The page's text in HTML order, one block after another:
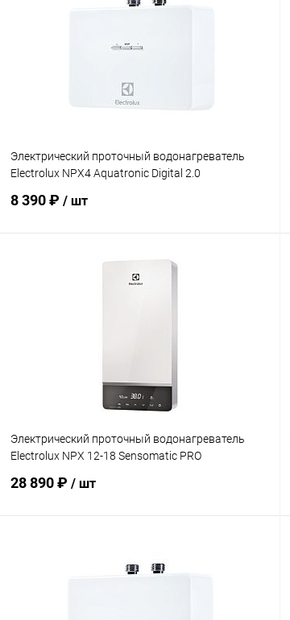
Электрический проточный водонагреватель
Electrolux NPX4 Aquatronic Digital 2.0
8 390 ₽ / шт
В корзину
Электрический проточный водонагреватель
Electrolux NPX 12-18 Sensomatic PRO
28 890 ₽ / шт